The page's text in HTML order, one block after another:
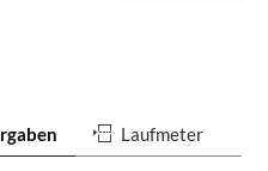
Laufmeter